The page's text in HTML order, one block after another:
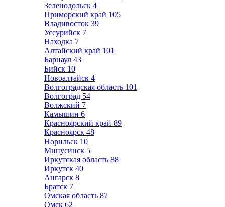
Зеленодольск 4
Приморский край 105
Владивосток 39
Уссурийск 7
Находка 7
Алтайский край 101
Барнаул 43
Бийск 10
Новоалтайск 4
Волгоградская область 101
Волгоград 54
Волжский 7
Камышин 6
Красноярский край 89
Красноярск 48
Норильск 10
Минусинск 5
Иркутская область 88
Иркутск 40
Ангарск 8
Братск 7
Омская область 87
Омск 62